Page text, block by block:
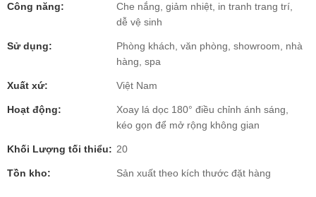
Công năng:
Che nắng, giảm nhiệt, in tranh trang trí,
dễ vệ sinh
Sử dụng:
Phòng khách, văn phòng, showroom, nhà
hàng, spa
Xuất xứ: Việt Nam
Hoạt động:
Xoay lá dọc 180° điều chỉnh ánh sáng,
kéo gọn để mở rộng không gian
Khối Lượng tối thiểu: 20
Tồn kho: Sản xuất theo kích thước đặt hàng